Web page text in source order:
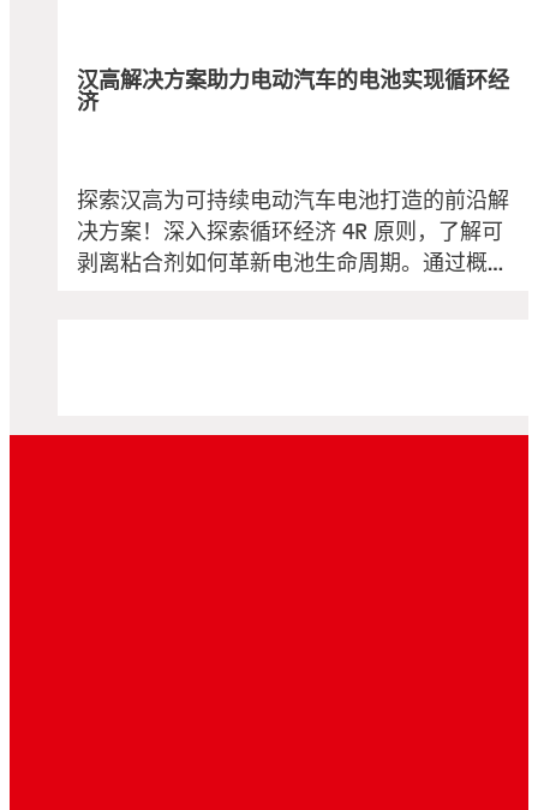
汉高解决方案助力电动汽车的电池实现循环经
济
探索汉高为可持续电动汽车电池打造的前沿解
决方案！深入探索循环经济 4R 原则，了解可
剥离粘合剂如何革新电池生命周期。通过概览